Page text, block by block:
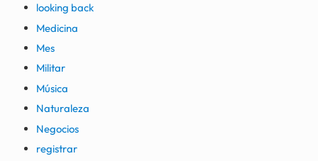
looking back
Medicina
Mes
Militar
Música
Naturaleza
Negocios
registrar